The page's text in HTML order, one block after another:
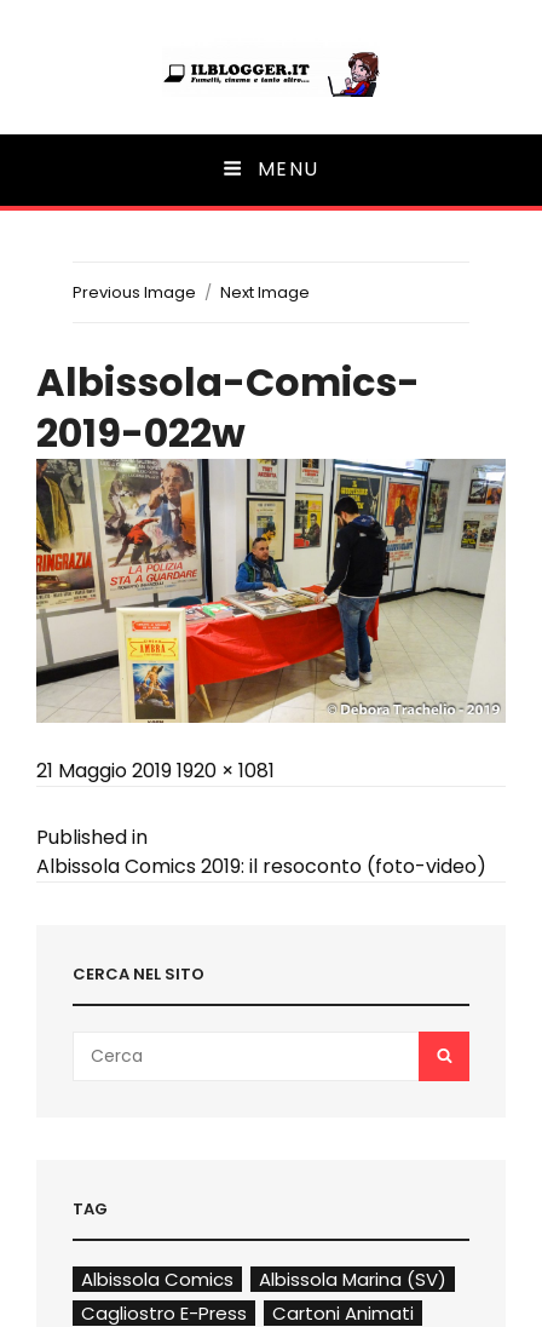
Ilblogger.it
Il portalino di blog | MENU
Previous Image Next Image
Albissola-Comics-
2019-022w
Posted
21 Maggio 2019Full
1920 × 1081
Navigazione
Published in
Albissola Comics 2019: il resoconto (foto-video)
CERCA NEL SITO
for:
SEARCH
TAG
Albissola Comics
Albissola Marina (SV)
Cagliostro E-Press
Cartoni Animati